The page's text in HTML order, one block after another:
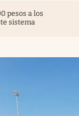
pesos a los
sistema